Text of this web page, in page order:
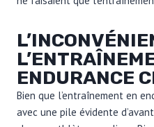
ENDURANCE
Bien que l’entraînement en
avec une pile évidente